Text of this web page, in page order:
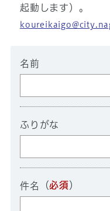
起動します）。
名前
ふりがな
件名 （必須 ）